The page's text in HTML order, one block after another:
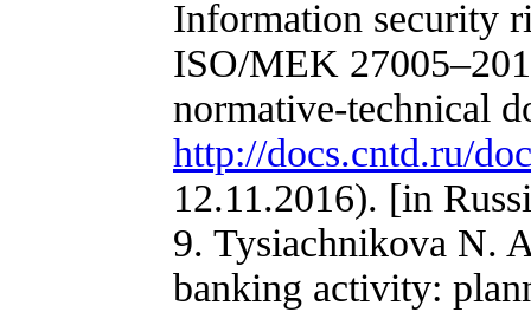
Information security
ISO/MEK
normative-technical
http://docs.cntd.ru/
12.11.2016). [in
9. Tysiachnikova N.
banking activity: